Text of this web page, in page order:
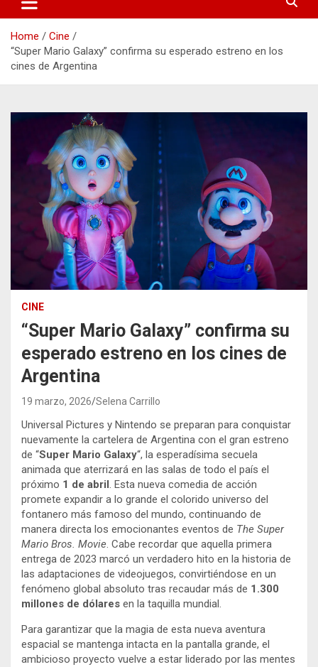
Home
Cine
“Super Mario Galaxy” confirma su esperado estreno en los
cines de Argentina
CINE
“Super Mario Galaxy” confirma su
esperado estreno en los cines de
Argentina
19 marzo, 2026 Selena Carrillo
Universal Pictures y Nintendo se preparan para conquistar
nuevamente la cartelera de Argentina con el gran estreno
de “Super Mario Galaxy“, la esperadísima secuela
animada que aterrizará en las salas de todo el país el
próximo 1 de abril . Esta nueva comedia de acción
promete expandir a lo grande el colorido universo del
fontanero más famoso del mundo, continuando de
manera directa los emocionantes eventos de The Super
Mario Bros. Movie. Cabe recordar que aquella primera
entrega de 2023 marcó un verdadero hito en la historia de
las adaptaciones de videojuegos, convirtiéndose en un
fenómeno global absoluto tras recaudar más de 1.300
millones de dólares en la taquilla mundial.
Para garantizar que la magia de esta nueva aventura
espacial se mantenga intacta en la pantalla grande, el
ambicioso proyecto vuelve a estar liderado por las mentes